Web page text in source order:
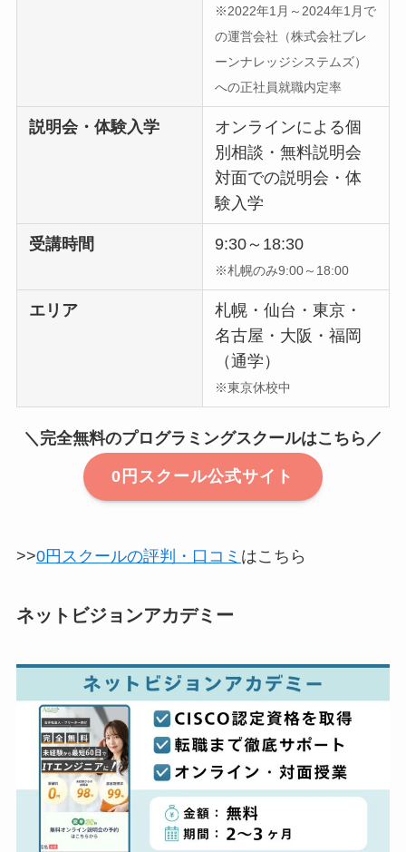
※2022年1月～2024年1月で
の運営会社（株式会社ブレ
ーンナレッジシステムズ）
への正社員就職内定率
説明会・体験入学
オンラインによる個
別相談・無料説明会
対面での説明会・体
験入学
受講時間 9:30～18:30
※札幌のみ9:00～18:00
エリア
札幌・仙台・東京・
名古屋・大阪・福岡
（通学）
※東京休校中
＼完全無料のプログラミングスクールはこちら／
0円スクール公式サイト
>>0円スクールの評判・口コミ はこちら
ネットビジョンアカデミー